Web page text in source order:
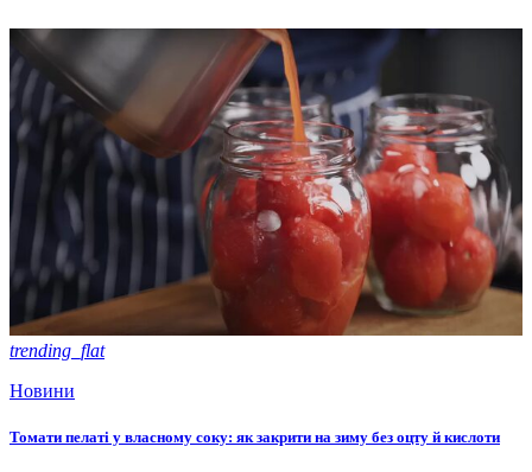
trending_flat
Новини
Томати пелаті у власному соку: як закрити на зиму без оцту й кислоти